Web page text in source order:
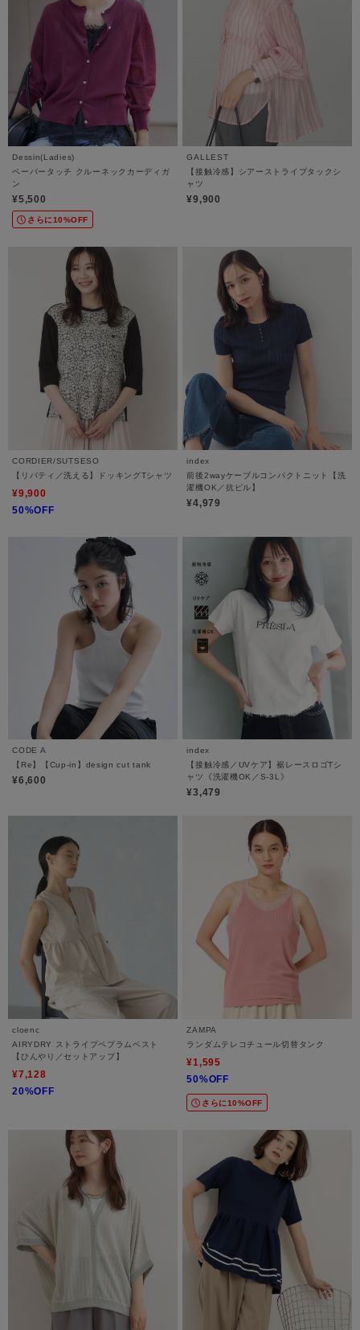
Dessin(Ladies)
ペーパータッチ クルーネックカーディガ
ン
¥5,500
さらに10%OFF
GALLEST
【接触冷感】シアーストライプタックシ
ャツ
¥9,900
CORDIER/SUTSESO
【リバティ／洗える】ドッキングTシャツ
¥9,900
50%OFF
index
前後2wayケーブルコンパクトニット【洗
濯機OK／抗ピル】
¥4,979
CODE A
【Re】【Cup-in】design cut tank
¥6,600
index
【接触冷感／UVケア】裾レースロゴTシ
ャツ《洗濯機OK／S-3L》
¥3,479
cloenc
AIRYDRY ストライプペプラムベスト
【ひんやり／セットアップ】
¥7,128
20%OFF
ZAMPA
ランダムテレコチュール切替タンク
¥1,595
50%OFF
さらに10%OFF